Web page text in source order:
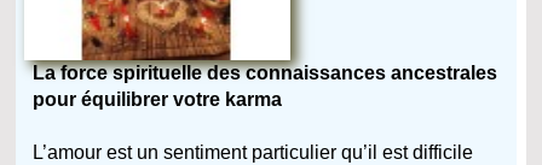
La force spirituelle des connaissances ancestrales
pour équilibrer votre karma
L’amour est un sentiment particulier qu’il est difficile